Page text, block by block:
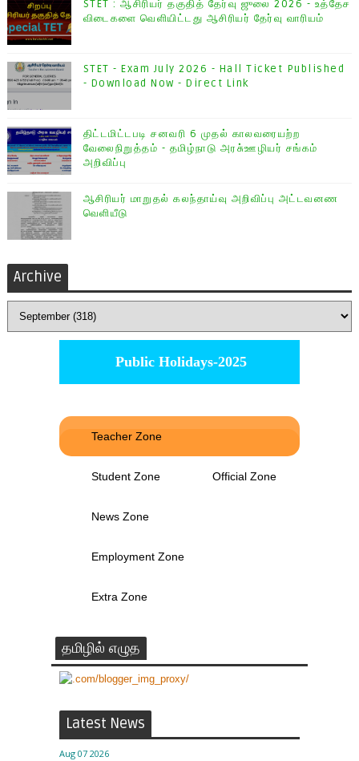
STET : ஆசிரியர் தகுதித் தேர்வு ஜுலை 2026 - உத்தேச
விடைகளை வெளியிட்டது ஆசிரியர் தேர்வு வாரியம்
STET - Exam July 2026 - Hall Ticket Published
- Download Now - Direct Link
திட்டமிட்டபடி சனவரி 6 முதல் காலவரையற்ற
வேலைநிறுத்தம் - தமிழ்நாடு அரசு்ஊழியர் சங்கம்
அறிவிப்பு
ஆசிரியர் மாறுதல் கலந்தாய்வு அறிவிப்பு அட்டவனண
வெளியீடு
Archive
Public Holidays-2025
Teacher Zone
Student Zone Official Zone
News Zone
Employment Zone
Extra Zone
தமிழில் எழுத
Latest News
Aug 07 2026